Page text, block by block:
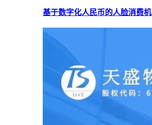
基于数字化人民币的人脸消费机